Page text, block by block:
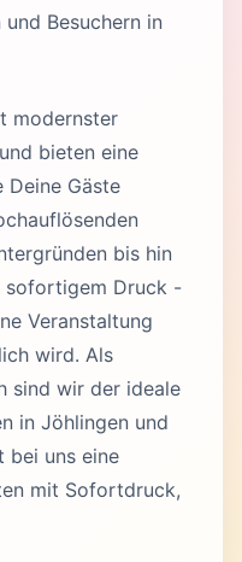
Besuchern in
modernster
bieten eine
Deine Gäste
bis hin
sofortigem Druck -
Veranstaltung
wird. Als
sind wir der ideale
in Jöhlingen und
bei uns eine
mit Sofortdruck,